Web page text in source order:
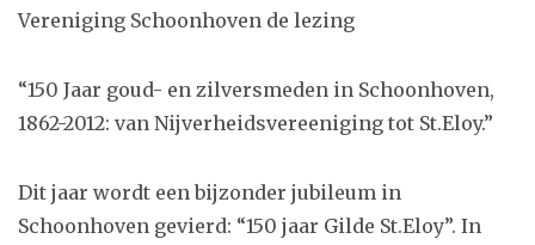
Vereniging Schoonhoven de lezing
“150 Jaar goud- en zilversmeden in Schoonhoven,
1862-2012: van Nijverheidsvereeniging tot St.Eloy.”
Dit jaar wordt een bijzonder jubileum in
Schoonhoven gevierd: “150 jaar Gilde St.Eloy”. In